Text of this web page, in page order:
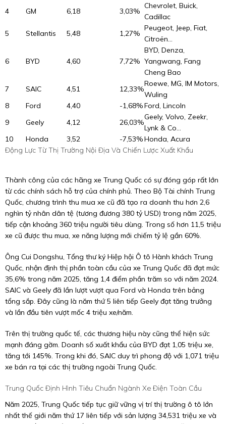
4
GM 6,18 3,03%
Chevrolet, Buick,
Cadillac
5
Stellantis 5,48 1,27%
Peugeot, Jeep, Fiat,
Citroën...
6 BYD 4,60 7,72%
BYD, Denza,
Yangwang, Fang
Cheng Bao
7
SAIC 4,51 12,33%
Roewe, MG, IM Motors,
Wuling
8
Ford 4,40 -1,68%Ford, Lincoln
9
Geely 4,12 26,03%
Geely, Volvo, Zeekr,
Lynk & Co...
10
Honda 3,52 -7,53%Honda, Acura
Động Lực Từ Thị Trường Nội Địa Và Chiến Lược Xuất Khẩu
Thành công của các hãng xe Trung Quốc có sự đóng góp rất lớn
từ các chính sách hỗ trợ của chính phủ. Theo Bộ Tài chính Trung
Quốc, chương trình thu mua xe cũ đã tạo ra doanh thu hơn 2,6
nghìn tỷ nhân dân tệ (tương đương 380 tỷ USD) trong năm 2025,
tiếp cận khoảng 360 triệu người tiêu dùng. Trong số hơn 11,5 triệu
xe cũ được thu mua, xe năng lượng mới chiếm tỷ lệ gần 60%.
Ông Cui Dongshu, Tổng thư ký Hiệp hội Ô tô Hành khách Trung
Quốc, nhận định thị phần toàn cầu của xe Trung Quốc đã đạt mức
35,6% trong năm 2025, tăng 1,4 điểm phần trăm so với năm 2024.
SAIC và Geely đã lần lượt vượt qua Ford và Honda trên bảng
tổng sắp. Đây cũng là năm thứ 5 liên tiếp Geely đạt tăng trưởng
và lần đầu tiên vượt mốc 4 triệu xe/năm.
Trên thị trường quốc tế, các thương hiệu này cũng thể hiện sức
mạnh đáng gờm. Doanh số xuất khẩu của BYD đạt 1,05 triệu xe,
tăng tới 145%. Trong khi đó, SAIC duy trì phong độ với 1,071 triệu
xe bán ra tại các thị trường ngoài Trung Quốc.
Trung Quốc Định Hình Tiêu Chuẩn Ngành Xe Điện Toàn Cầu
Năm 2025, Trung Quốc tiếp tục giữ vững vị trí thị trường ô tô lớn
nhất thế giới năm thứ 17 liên tiếp với sản lượng 34,531 triệu xe và